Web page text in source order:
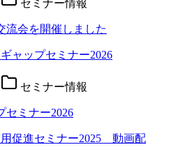
セミナー情報
流会を開催しました
セミナー情報
セミナー2026